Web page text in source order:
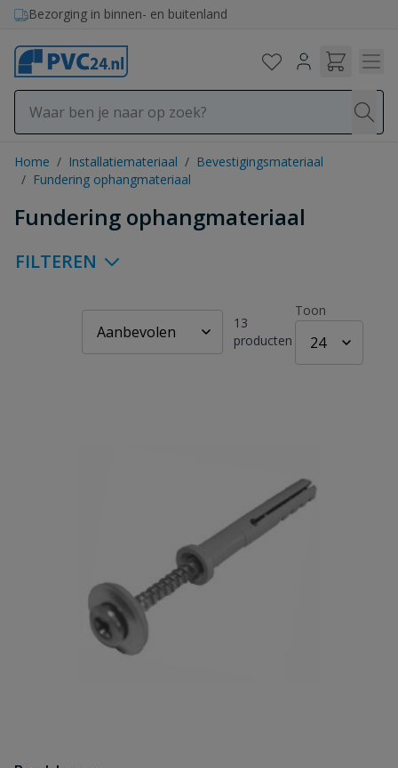
Ga naar de inhoud
Bezorging in binnen- en buitenland
Home / Installatiemateriaal / Bevestigingsmateriaal
/ Fundering ophangmateriaal
Fundering ophangmateriaal
FILTEREN
13
producten
Toon